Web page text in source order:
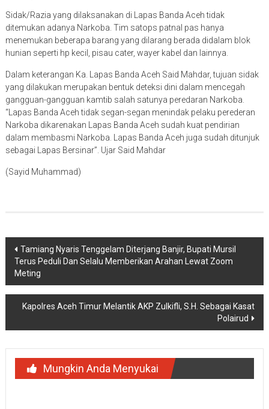
Sidak/Razia yang dilaksanakan di Lapas Banda Aceh tidak
ditemukan adanya Narkoba. Tim satops patnal pas hanya
menemukan beberapa barang yang dilarang berada didalam blok
hunian seperti hp kecil, pisau cater, wayer kabel dan lainnya.
Dalam keterangan Ka. Lapas Banda Aceh Said Mahdar, tujuan sidak
yang dilakukan merupakan bentuk deteksi dini dalam mencegah
gangguan-gangguan kamtib salah satunya peredaran Narkoba.
“Lapas Banda Aceh tidak segan-segan menindak pelaku perederan
Narkoba dikarenakan Lapas Banda Aceh sudah kuat pendirian
dalam membasmi Narkoba. Lapas Banda Aceh juga sudah ditunjuk
sebagai Lapas Bersinar”. Ujar Said Mahdar
(Sayid Muhammad)
Navigasi
pos
Tamiang Nyaris Tenggelam Diterjang Banjir, Bupati Mursil
Terus Peduli Dan Selalu Memberikan Arahan Lewat Zoom
Meting
Kapolres Aceh Timur Melantik AKP Zulkifli, S.H. Sebagai Kasat
Polairud
Mungkin Anda Menyukai